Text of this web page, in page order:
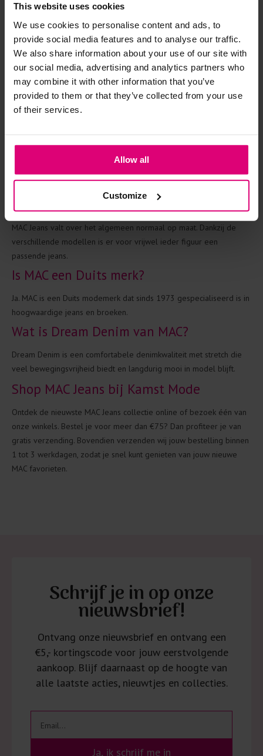
This website uses cookies
We use cookies to personalise content and ads, to
provide social media features and to analyse our traffic.
We also share information about your use of our site with
our social media, advertising and analytics partners who
may combine it with other information that you’ve
provided to them or that they’ve collected from your use
of their services.
Allow all
Customize
Waarom MAC Jeans kopen bij Kamst
Mode?
Bij Kamst Mode vind je ieder seizoen de nieuwste MAC Jeans
collectie. Je kunt eenvoudig online bestellen of langskomen in één
van onze winkels om verschillende modellen te passen.
Onze medewerkers adviseren je graag over de juiste maat,
pasvorm en het model dat het beste aansluit bij jouw figuur.
Waar staat MAC Jeans om bekend?
MAC Jeans staat bekend om hoogwaardige Duitse jeans, innovatieve
denimstoffen en een uitstekende pasvorm.
Hoe valt MAC Jeans?
MAC Jeans valt over het algemeen normaal op maat. Dankzij de
verschillende modellen is er voor vrijwel ieder figuur een
passende jeans.
Is MAC een Duits merk?
Ja. MAC is een Duits modemerk dat sinds 1973 gespecialiseerd is in
hoogwaardige jeans en broeken.
Wat is Dream Denim van MAC?
Dream Denim is een comfortabele denimkwaliteit met stretch die
veel bewegingsvrijheid biedt en langdurig mooi in model blijft.
Shop MAC Jeans bij Kamst Mode
Ontdek de nieuwste MAC Jeans collectie online of bezoek één van
onze winkels. Bestel je voor meer dan €75? Dan profiteer je van
gratis verzending. Bovendien verzenden wij jouw bestelling binnen
1 tot 3 werkdagen, zodat je snel kunt genieten van jouw nieuwe
MAC favorieten.
Schrijf je in op onze
nieuwsbrief!
Ontvang onze nieuwsbrief en ontvang een
€5,- kortingscode voor jouw eerstvolgende
aankoop. Blijf daarnaast op de hoogte van
alle laatste acties, nieuwtjes en collecties.
Ja, ik schrijf me in